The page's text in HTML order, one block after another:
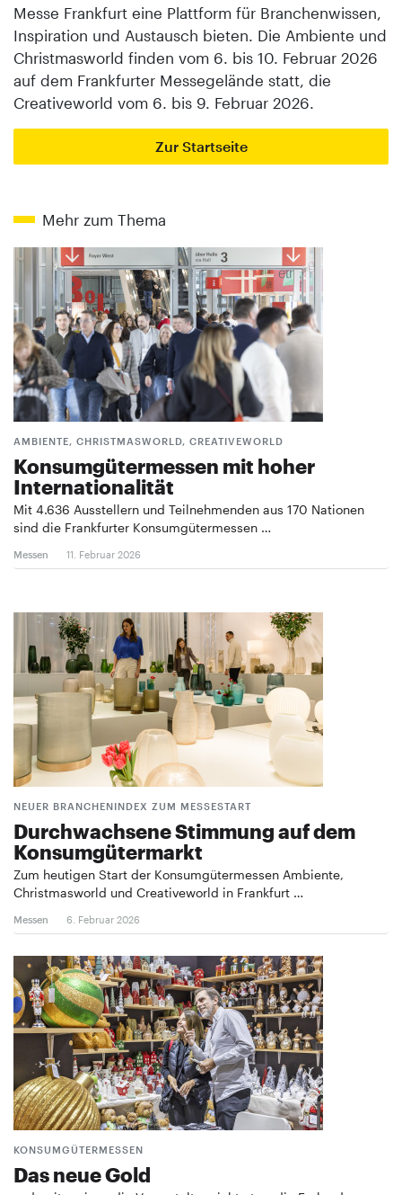
Messe Frankfurt eine Plattform für Branchenwissen,
Inspiration und Austausch bieten. Die Ambiente und
Christmasworld finden vom 6. bis 10. Februar 2026
auf dem Frankfurter Messegelände statt, die
Creativeworld vom 6. bis 9. Februar 2026.
Zur Startseite
Mehr zum Thema
AMBIENTE, CHRISTMASWORLD, CREATIVEWORLD
Konsumgütermessen mit hoher
Internationalität
Mit 4.636 Ausstellern und Teilnehmenden aus 170 Nationen
sind die Frankfurter Konsumgütermessen …
Messen 11. Februar 2026
NEUER BRANCHENINDEX ZUM MESSESTART
Durchwachsene Stimmung auf dem
Konsumgütermarkt
Zum heutigen Start der Konsumgütermessen Ambiente,
Christmasworld und Creativeworld in Frankfurt …
Messen 6. Februar 2026
KONSUMGÜTERMESSEN
Das neue Gold